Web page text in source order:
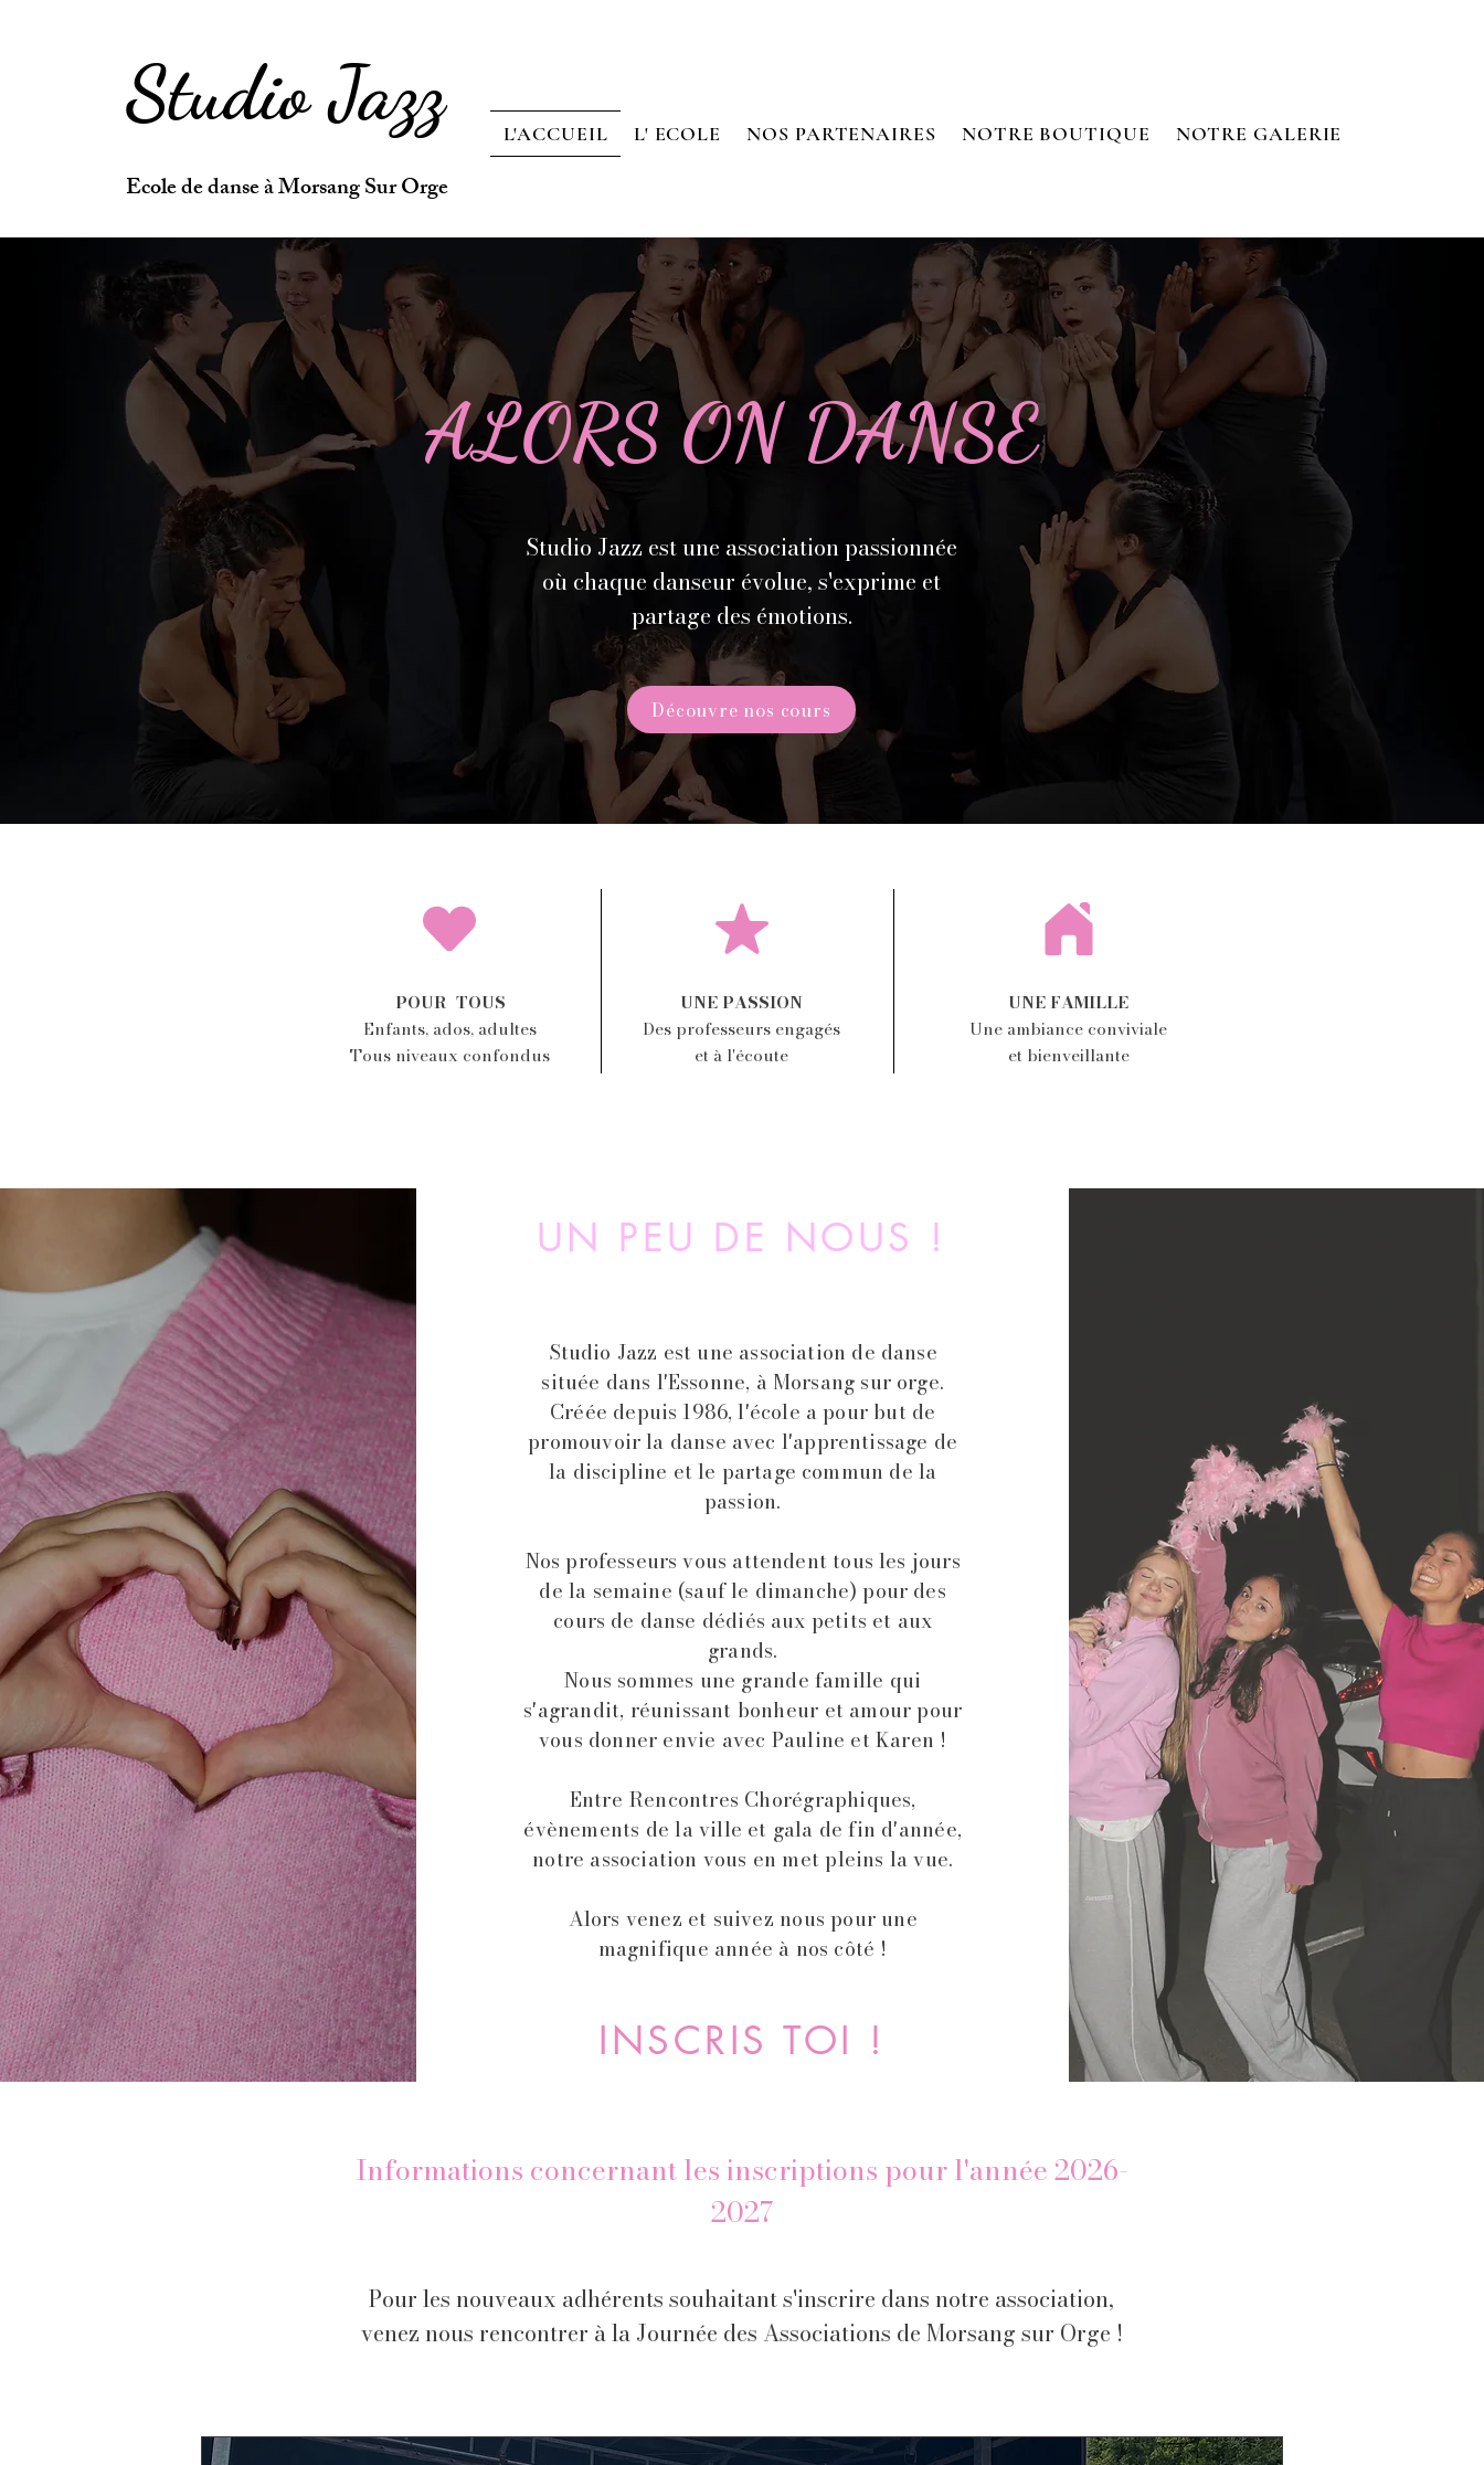
Studio Jazz L'ACCUEIL L' ECOLE NOS PARTENAIRES NOTRE BOUTIQUE NOTRE GALERIE
Ecole de danse à Morsang Sur Orge
ALORS ON DANSE
Studio Jazz est une association passionnée
où chaque danseur évolue, s'exprime et
partage des émotions.
Découvre nos cours
POUR TOUS
Enfants, ados, adultes
Tous niveaux confondus
UNE PASSION
Des professeurs engagés
et à l'écoute
UNE FAMILLE
Une ambiance conviviale
et bienveillante
UN PEU DE NOUS !
Studio Jazz est une association de danse
située dans l'Essonne, à Morsang sur orge.
Créée depuis 1986, l'école a pour but de
promouvoir la danse avec l'apprentissage de
la discipline et le partage commun de la
passion.
Nos professeurs vous attendent tous les jours
de la semaine (sauf le dimanche) pour des
cours de danse dédiés aux petits et aux
grands.
Nous sommes une grande famille qui
s'agrandit, réunissant bonheur et amour pour
vous donner envie avec Pauline et Karen !
Entre Rencontres Chorégraphiques,
évènements de la ville et gala de fin d'année,
notre association vous en met pleins la vue.
Alors venez et suivez nous pour une
magnifique année à nos côté !
INSCRIS TOI !
Informations concernant les inscriptions pour l'année 2026-
2027
Pour les nouveaux adhérents souhaitant s'inscrire dans notre association,
venez nous rencontrer à la Journée des Associations de Morsang sur Orge !